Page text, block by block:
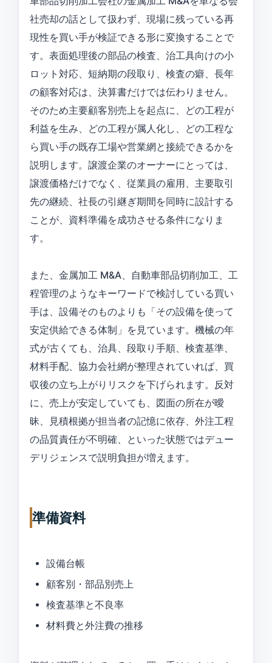
社売却の話として扱わず、現場に残っている再
現性を買い手が検証できる形に変換することで
す。表面処理後の部品の検査、治工具向けの小
ロット対応、短納期の段取り、検査の癖、長年
の顧客対応は、決算書だけでは伝わりません。
そのため主要顧客別売上を起点に、どの工程が
利益を生み、どの工程が属人化し、どの工程な
ら買い手の既存工場や営業網と接続できるかを
説明します。譲渡企業のオーナーにとっては、
譲渡価格だけでなく、従業員の雇用、主要取引
先の継続、社長の引継ぎ期間を同時に設計する
ことが、資料準備を成功させる条件になりま
す。
また、金属加工 M&A、自動車部品切削加工、工
程管理のようなキーワードで検討している買い
手は、設備そのものよりも「その設備を使って
安定供給できる体制」を見ています。機械の年
式が古くても、治具、段取り手順、検査基準、
材料手配、協力会社網が整理されていれば、買
収後の立ち上がりリスクを下げられます。反対
に、売上が安定していても、図面の所在が曖
昧、見積根拠が担当者の記憶に依存、外注工程
の品質責任が不明確、といった状態ではデュー
デリジェンスで説明負担が増えます。
準備資料
設備台帳
顧客別・部品別売上
検査基準と不良率
材料費と外注費の推移